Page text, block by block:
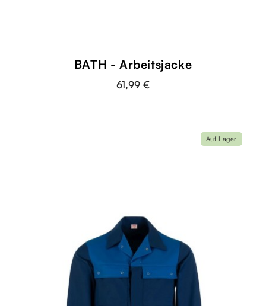
BATH - Arbeitsjacke
61,99 €
Auf Lager